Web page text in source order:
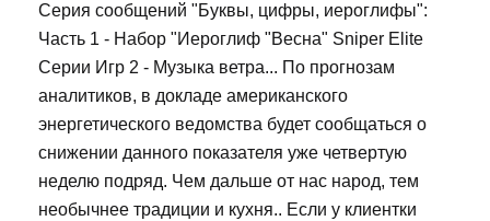
Серия сообщений "Буквы, цифры, иероглифы":
Часть 1 - Набор "Иероглиф "Весна" Sniper Elite
Серии Игр 2 - Музыка ветра... По прогнозам
аналитиков, в докладе американского
энергетического ведомства будет сообщаться о
снижении данного показателя уже четвертую
неделю подряд. Чем дальше от нас народ, тем
необычнее традиции и кухня.. Если у клиентки